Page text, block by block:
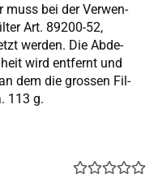
muss bei der Ver­wen­
Art. 89200-​52,
wer­den. Die Ab­de­
wird ent­fernt und
dem die gros­sen Fil­
113 g.